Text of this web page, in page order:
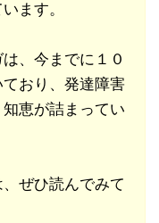
ます。
、今までに１０
おり、発達障害
恵が詰まってい
ぜひ読んでみて